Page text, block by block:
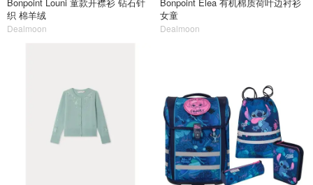
织 棉羊绒
Dealmoon
女童
Dealmoon